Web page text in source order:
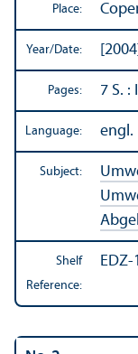
Place:
Year/Date:
Pages: 7 S. :
Language: engl.
Subject:
Shelf
Reference:
EDZ-